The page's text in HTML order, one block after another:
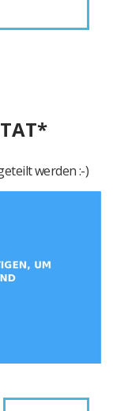
werden :-)